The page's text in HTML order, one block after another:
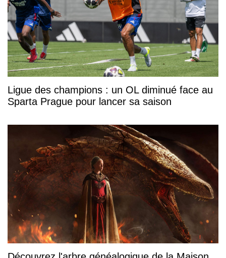
Ligue des champions : un OL diminué face au
Sparta Prague pour lancer sa saison